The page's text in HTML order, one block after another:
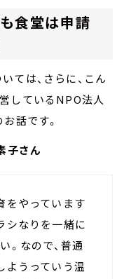
食堂は申請
ては、さらに、こん
しているNPO法人
話です。
子さん
をやっています
シなりを一緒に
。なので、普通
ようっていう温